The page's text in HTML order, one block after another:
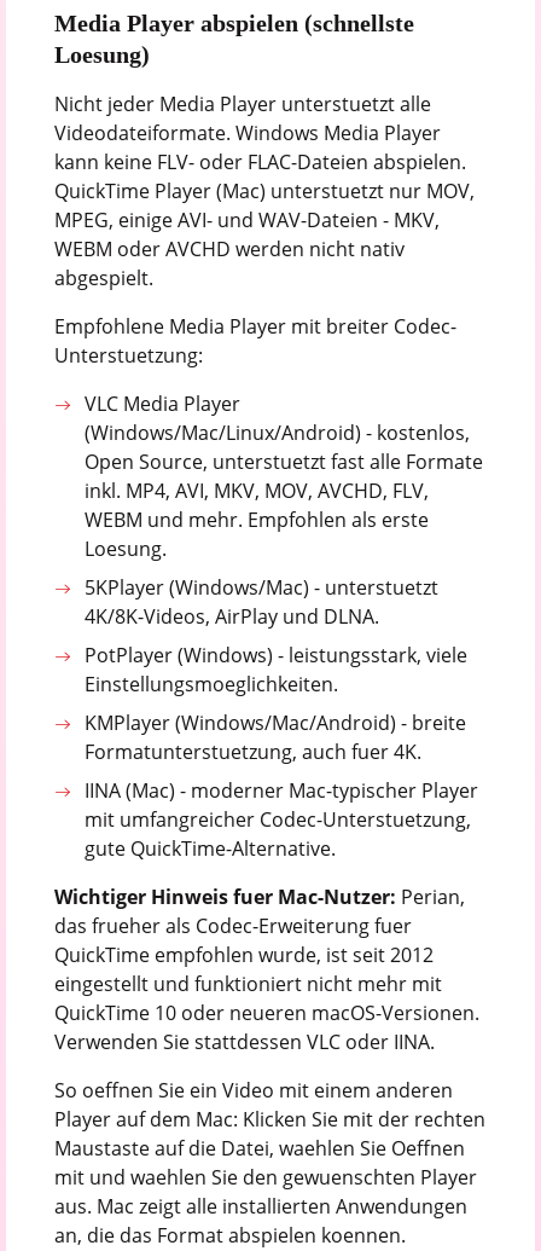
Media Player abspielen (schnellste
Loesung)
Nicht jeder Media Player unterstuetzt alle
Videodateiformate. Windows Media Player
kann keine FLV- oder FLAC-Dateien abspielen.
QuickTime Player (Mac) unterstuetzt nur MOV,
MPEG, einige AVI- und WAV-Dateien - MKV,
WEBM oder AVCHD werden nicht nativ
abgespielt.
Empfohlene Media Player mit breiter Codec-
Unterstuetzung:
VLC Media Player
(Windows/Mac/Linux/Android) - kostenlos,
Open Source, unterstuetzt fast alle Formate
inkl. MP4, AVI, MKV, MOV, AVCHD, FLV,
WEBM und mehr. Empfohlen als erste
Loesung.
5KPlayer (Windows/Mac) - unterstuetzt
4K/8K-Videos, AirPlay und DLNA.
PotPlayer (Windows) - leistungsstark, viele
Einstellungsmoeglichkeiten.
KMPlayer (Windows/Mac/Android) - breite
Formatunterstuetzung, auch fuer 4K.
IINA (Mac) - moderner Mac-typischer Player
mit umfangreicher Codec-Unterstuetzung,
gute QuickTime-Alternative.
Wichtiger Hinweis fuer Mac-Nutzer: Perian,
das frueher als Codec-Erweiterung fuer
QuickTime empfohlen wurde, ist seit 2012
eingestellt und funktioniert nicht mehr mit
QuickTime 10 oder neueren macOS-Versionen.
Verwenden Sie stattdessen VLC oder IINA.
So oeffnen Sie ein Video mit einem anderen
Player auf dem Mac: Klicken Sie mit der rechten
Maustaste auf die Datei, waehlen Sie Oeffnen
mit und waehlen Sie den gewuenschten Player
aus. Mac zeigt alle installierten Anwendungen
an, die das Format abspielen koennen.